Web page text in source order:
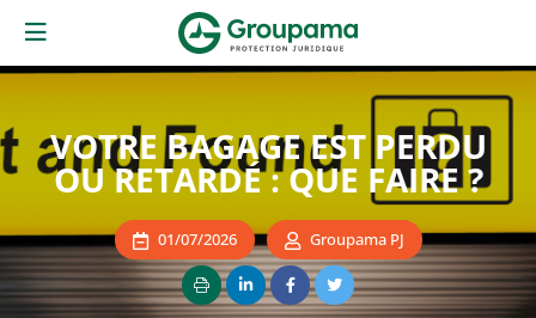
VOTRE BAGAGE EST PERDU
OU RETARDÉ : QUE FAIRE ?
01/07/2026 Groupama PJ